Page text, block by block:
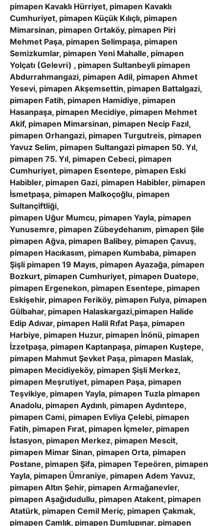
pimapen Kavaklı Hürriyet, pimapen Kavaklı
Cumhuriyet, pimapen Küçük Kılıçlı, pimapen
Mimarsinan, pimapen Ortaköy, pimapen Piri
Mehmet Paşa, pimapen Selimpaşa, pimapen
Semizkumlar, pimapen Yeni Mahalle, pimapen
Yolçatı (Gelevri) , pimapen Sultanbeyli pimapen
Abdurrahmangazi, pimapen Adil, pimapen Ahmet
Yesevi, pimapen Akşemsettin, pimapen Battalgazi,
pimapen Fatih, pimapen Hamidiye, pimapen
Hasanpaşa, pimapen Mecidiye, pimapen Mehmet
Akif, pimapen Mimarsinan, pimapen Necip Fazıl,
pimapen Orhangazi, pimapen Turgutreis, pimapen
Yavuz Selim, pimapen Sultangazi pimapen 50. Yıl,
pimapen 75. Yıl, pimapen Cebeci, pimapen
Cumhuriyet, pimapen Esentepe, pimapen Eski
Habibler, pimapen Gazi, pimapen Habibler, pimapen
İsmetpaşa, pimapen Malkoçoğlu, pimapen
Sultançiftliği,
pimapen Uğur Mumcu, pimapen Yayla, pimapen
Yunusemre, pimapen Zübeydehanım, pimapen Şile
pimapen Ağva, pimapen Balibey, pimapen Çavuş,
pimapen Hacıkasım, pimapen Kumbaba, pimapen
Şişli pimapen 19 Mayıs, pimapen Ayazağa, pimapen
Bozkurt, pimapen Cumhuriyet, pimapen Duatepe,
pimapen Ergenekon, pimapen Esentepe, pimapen
Eskişehir, pimapen Feriköy, pimapen Fulya, pimapen
Gülbahar, pimapen Halaskargazi,pimapen Halide
Edip Adıvar, pimapen Halil Rıfat Paşa, pimapen
Harbiye, pimapen Huzur, pimapen İnönü, pimapen
İzzetpaşa, pimapen Kaptanpaşa, pimapen Kuştepe,
pimapen Mahmut Şevket Paşa, pimapen Maslak,
pimapen Mecidiyeköy, pimapen Şişli Merkez,
pimapen Meşrutiyet, pimapen Paşa, pimapen
Teşvikiye, pimapen Yayla, pimapen Tuzla pimapen
Anadolu, pimapen Aydınlı, pimapen Aydıntepe,
pimapen Cami, pimapen Evliya Çelebi, pimapen
Fatih, pimapen Fırat, pimapen İçmeler, pimapen
İstasyon, pimapen Merkez, pimapen Mescit,
pimapen Mimar Sinan, pimapen Orta, pimapen
Postane, pimapen Şifa, pimapen Tepeören, pimapen
Yayla, pimapen Ümraniye, pimapen Adem Yavuz,
pimapen Altın Şehir, pimapen Armağanevler,
pimapen Aşağıdudullu, pimapen Atakent, pimapen
Atatürk, pimapen Cemil Meriç, pimapen Çakmak,
pimapen Çamlık, pimapen Dumlupınar, pimapen